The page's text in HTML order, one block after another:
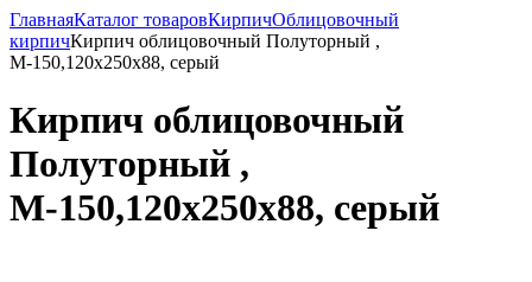
ГлавнаяКаталог товаровКирпичОблицовочный
кирпичКирпич облицовочный Полуторный ,
М-150,120x250x88, серый
Кирпич облицовочный
Полуторный ,
М-150,120x250x88, серый